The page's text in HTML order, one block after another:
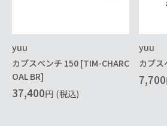
yuu
カプスベンチ 150 [TIM-CHARC
OAL BR]
37,400円 (税込)
yuu
カプス
7,700